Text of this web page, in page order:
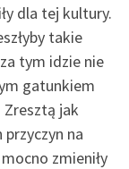
dla tej kultury.
takie
tym idzie nie
gatunkiem
Zresztą jak
na
zmieniły